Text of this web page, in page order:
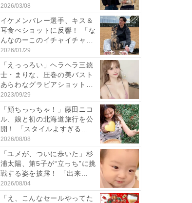
れ...
2026/03/08
イケメンバレー選手、キス＆
耳食べショットに反響！ 「な
んなのーこのイチャイチャ
感...
2026/01/29
「えっっろい」ヘラヘラ三銃
士・まりな、圧巻の美バスト
あらわなグラビアショット公
開...
2023/09/29
「顔ちっっちゃ！」藤田ニコ
ル、娘と初の北海道旅行を公
開！ 「スタイルよすぎる
よ〜...
2026/08/08
「ユメが、ついに歩いた」杉
浦太陽、第5子が“立っち”に挑
戦する姿を披露！ 「出来...
2026/08/04
「え、こんなセールやってた